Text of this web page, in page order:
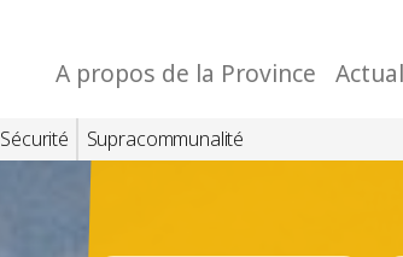
A propos de la Province
Sécurité Supracommunalité